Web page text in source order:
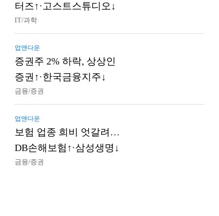
터즈↑·고스트스튜디오↓
IT/과학
업앤다운
증권주 2% 하락, 상상인
증권↑·한국금융지주↓
금융/증권
업앤다운
보험 업종 희비 엇갈려…
DB손해보험↑·삼성생명↓
금융/증권